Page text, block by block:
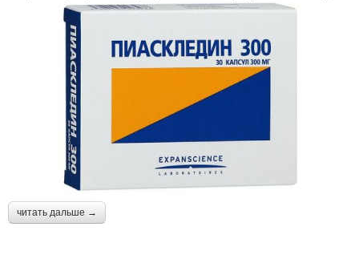
читать дальше →